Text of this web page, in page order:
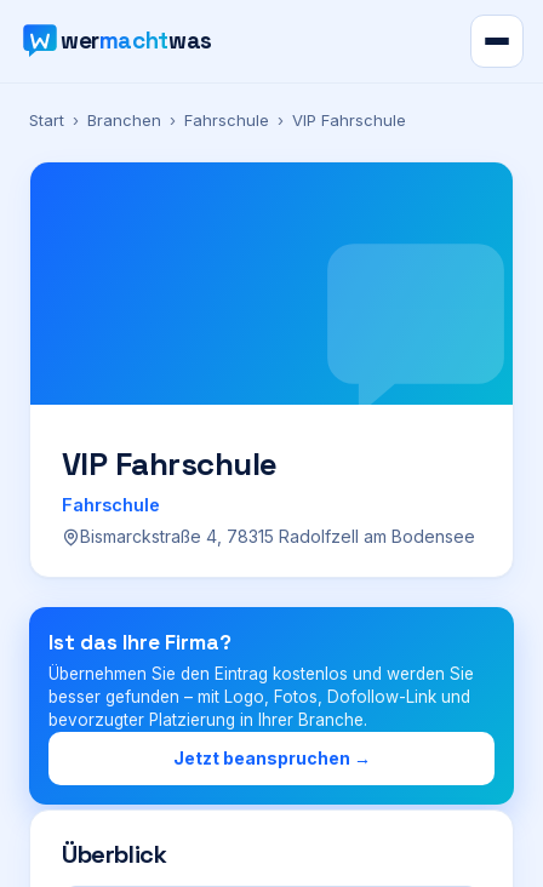
wermachtwas
Verzeichnis
Karte
Preise
Für Firmen
Login
Firma eintragen
Start › Branchen › Fahrschule › VIP Fahrschule
VIP Fahrschule
Fahrschule
Bismarckstraße 4, 78315 Radolfzell am Bodensee
Ist das Ihre Firma?
Übernehmen Sie den Eintrag kostenlos und werden Sie
besser gefunden – mit Logo, Fotos, Dofollow-Link und
bevorzugter Platzierung in Ihrer Branche.
Jetzt beanspruchen →
Überblick